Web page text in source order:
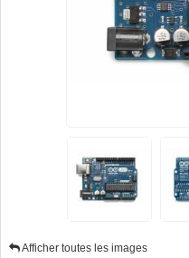
Afficher toutes les images